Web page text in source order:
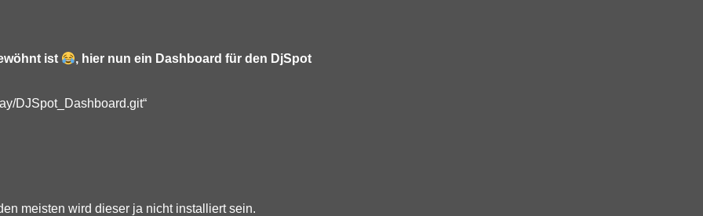
ist , hier nun ein Dashboard für den DjSpot
DJSpot_Dashboard.git“
meisten wird dieser ja nicht installiert sein.